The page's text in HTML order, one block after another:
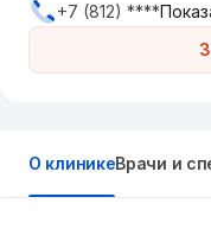
+7 (812) ****
О клиникеВрачи и